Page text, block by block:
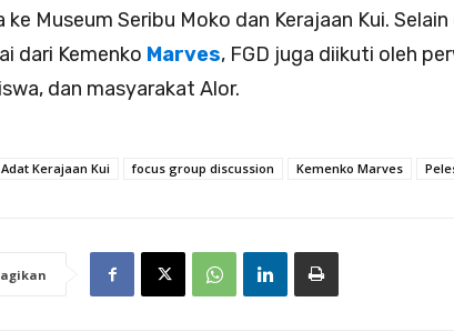
ke Museum Seribu Moko dan Kerajaan Kui.
dari Kemenko Marves, FGD juga diikuti oleh
dan masyarakat Alor.
Adat Kerajaan Kui focus group discussion Kemenko Marves